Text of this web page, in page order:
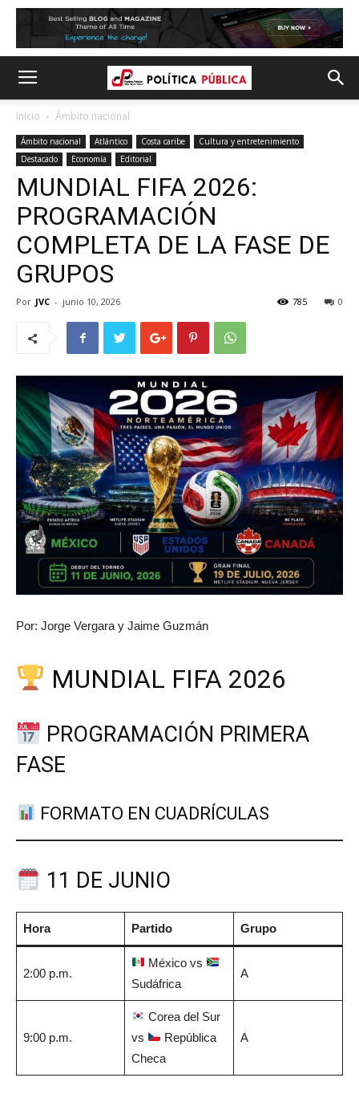
Inicio Ámbito nacional
Ámbito nacional Atlántico Costa caribe
Cultura y entretenimiento
Destacado
Economía Editorial
MUNDIAL FIFA 2026:
PROGRAMACIÓN
COMPLETA DE LA FASE DE
GRUPOS
Por JVC - junio 10, 2026 0
785
Por: Jorge Vergara y Jaime Guzmán
MUNDIAL FIFA 2026
PROGRAMACIÓN PRIMERA
FASE
FORMATO EN CUADRÍCULAS
11 DE JUNIO
Hora Partido Grupo
2:00 p.m.
México vs
Sudáfrica
A
9:00 p.m.
Corea del Sur
vs
República
Checa
A